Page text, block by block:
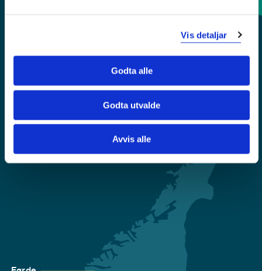
Vis detaljar
Godta alle
Godta utvalde
Avvis alle
Tilgjengelegheitserklæring
Personvern